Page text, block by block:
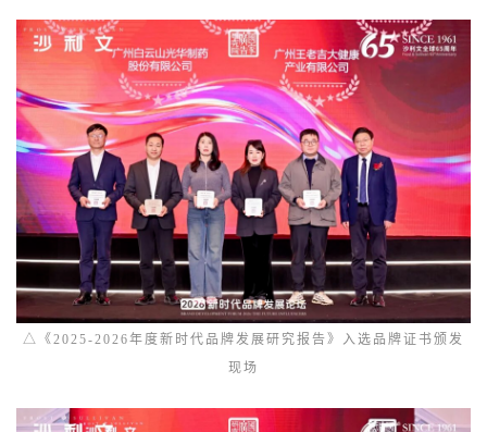
△《2025-2026年度新时代品牌发展研究报告》入选品牌证书颁发
现场